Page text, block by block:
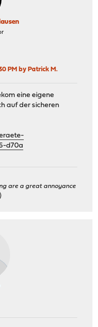
PM by Patrick M.
eine eigene
auf der sicheren
d70a
are a great annoyance